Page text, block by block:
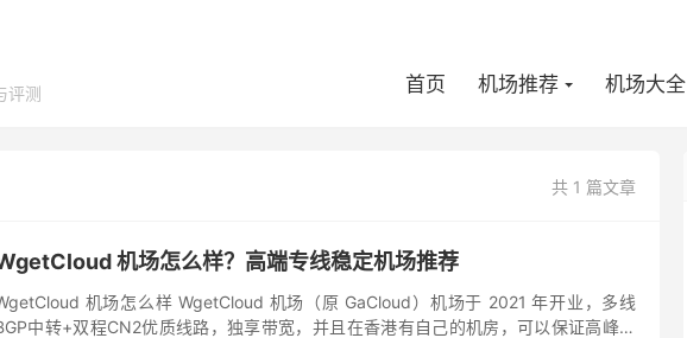
评测
首页 机场推荐 机场大全
共 1 篇文章
机场怎么样？高端专线稳定机场推荐
机场怎么样 WgetCloud 机场（原 GaCloud）机场于 2021 年开业，多线
中转+双程CN2优质线路，独享带宽，并且在香港有自己的机房，可以保证高峰期